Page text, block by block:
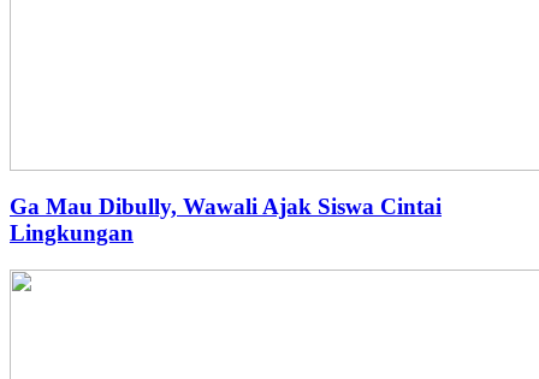
Ga Mau Dibully, Wawali Ajak Siswa Cintai
Lingkungan